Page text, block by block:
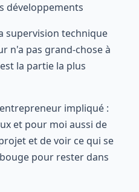
développements
supervision technique
n'a pas grand-chose à
la partie la plus
impliqué :
et pour moi aussi de
et de voir ce qui se
pour rester dans